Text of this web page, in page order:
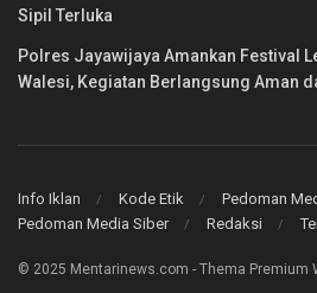
Sipil Terluka
Polres Jayawijaya Amankan Festival
Walesi, Kegiatan Berlangsung Aman
Info Iklan Kode Etik
Pedoman
Pedoman Media Siber
Redaksi
© 2025 Mentarinews.com - Thema Premium